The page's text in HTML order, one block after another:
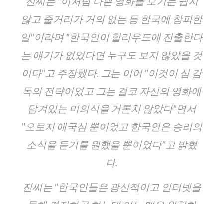
않고 줄거리가 거의 없는 등 한국에 창피한
일"이라며 "한국인이 할리우드에 진출한다
는 얘기가 없었다면 누구도 보지 않았을 것
이다"고 주장했다. 그는 이어 "이것이 심 감
독의 전략이었고 그는 결코 자신의 영화에
담겨있는 미의식을 거론치 않았다"면서
"오로지 애국심 뿐이었고 한국인은 승리의
소식을 듣기를 원했을 뿐이었다"고 밝혔
다.
진씨는 "한국인들은 광신적이고 인터넷을